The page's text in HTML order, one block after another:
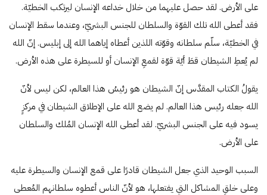
على الأرض. لقد حصل عليهما من خلال خداعه الإنسان ليرتكب الخطيّة.
فقد أعطى الله تلك القوّة والسلطان للجنس البشريّ، وعندما سقط الإنسان
في الخطيّة، سلّم سلطانه وقوّته اللذين أعطاه إياهما الله إلى إبليس. إنّ الله
لم يُعطِ الشيطان قطَ أيّة قوّة لقمعِ الإنسان أو للسيطرة على هذه الأرض.
يقولُ الكتاب المقدَّس إنّ الشيطان هو رئيسُ هذا العالم، لكن ليس لأنّ
الله جعله رئيس هذا العالم. لم يضع الله على الإطلاق الشيطان في مركزٍ
يسود فيه على الجنس البشريّ. لقد أعطى الله الإنسان المُلك والسلطان
على الأرض.
السبب الوحيد الذي جعل الشيطان قادرًا على قمع الإنسان والسيطرة عليه
وعلى خلقِ المشاكل التي يفتعلها، هو لأنّ الناس أعطوه سلطانهم المُعطى